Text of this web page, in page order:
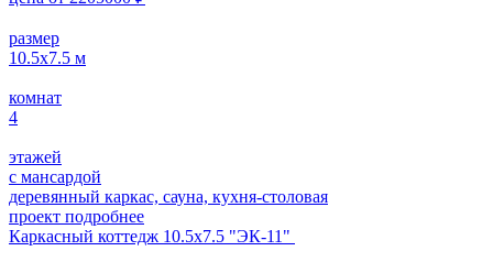
размер
10.5х7.5 м
комнат
4
этажей
с мансардой
деревянный каркас, сауна, кухня-столовая
проект подробнее
Каркасный коттедж 10.5х7.5 "ЭК-11"